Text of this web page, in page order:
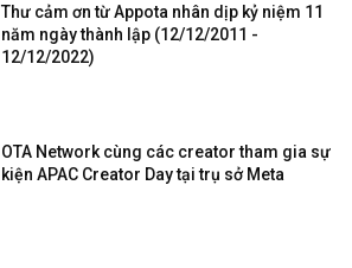
Thư cảm ơn từ Appota nhân dịp kỷ niệm 11
năm ngày thành lập (12/12/2011 -
12/12/2022)
OTA Network cùng các creator tham gia sự
kiện APAC Creator Day tại trụ sở Meta